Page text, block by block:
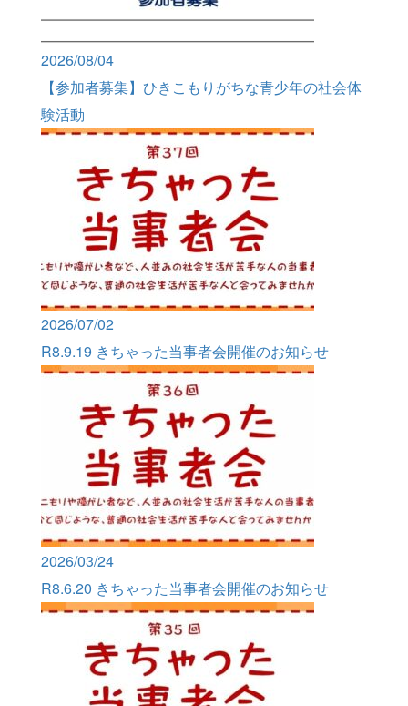
2026/08/04
【参加者募集】ひきこもりがちな青少年の社会体
験活動
2026/07/02
R8.9.19 きちゃった当事者会開催のお知らせ
2026/03/24
R8.6.20 きちゃった当事者会開催のお知らせ